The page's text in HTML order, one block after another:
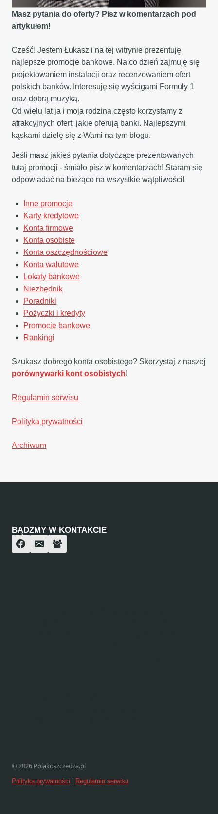
Masz pytania do oferty? Pisz w komentarzach pod
artykułem!
Cześć! Jestem Łukasz i na tej witrynie prezentuję
najlepsze promocje bankowe. Na co dzień zajmuję się
projektowaniem instalacji oraz recenzowaniem ofert
polskich banków. Interesuję się wyścigami Formuły 1
oraz dobrą muzyką.
Od wielu lat ja i moja rodzina często korzystamy z
atrakcyjnych ofert, jakie oferują banki. Najlepszymi
kąskami dzielę się z Wami na tym blogu.
Jeśli masz jakieś pytania dotyczące prezentowanych
tutaj promocji - śmiało pisz w komentarzach! Staram się
odpowiadać na bieżąco na wszystkie wątpliwości!
Inne promocje
Karty kredytowe
Konta firmowe
Konta osobiste
Konta oszczędnościowe
Konta walutowe
Lokaty bankowe
Niezbędnik
Poradniki
Pożyczki i kredyty
Promocje bankowe
Rankingi
Szukasz dobrego konta osobistego? Skorzystaj z naszej
porównywarki kont osobistych!
Regulamin serwisu
Polityka prywatności
Archiwum
BĄDZMY W KONTAKCIE
© 2026 Polakoszczedza.pl
Polityka prywatności Regulamin serwisu